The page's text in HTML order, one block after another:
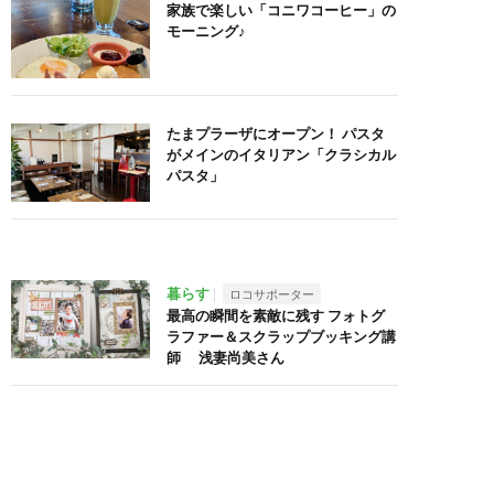
家族で楽しい「コニワコーヒー」の
モーニング♪
たまプラーザにオープン！ パスタ
がメインのイタリアン「クラシカル
パスタ」
暮らす ロコサポーター
最高の瞬間を素敵に残す フォトグ
ラファー＆スクラップブッキング講
師 浅妻尚美さん